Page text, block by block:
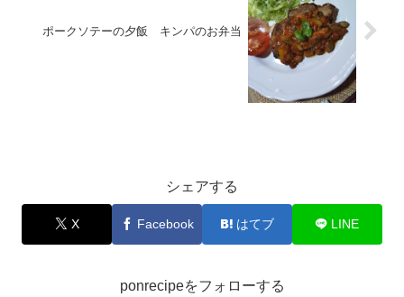
ポークソテーの夕飯 キンパのお弁当
シェアする
X Facebook はてブ LINE
ponrecipeをフォローする